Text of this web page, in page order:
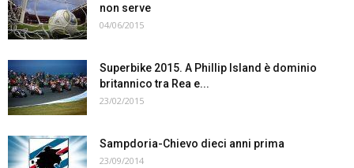
non serve
04/06/2015
Superbike 2015. A Phillip Island è dominio
britannico tra Rea e...
23/02/2015
Sampdoria-Chievo dieci anni prima
23/09/2014